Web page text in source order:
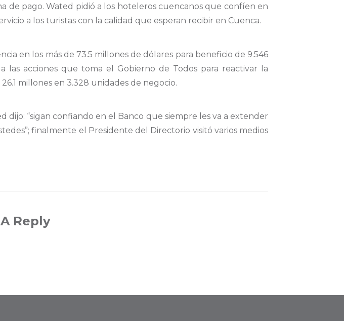
de pago. Wated pidió a los hoteleros cuencanos que confíen en
a los turistas con la calidad que esperan recibir en Cuenca.
en los más de 73.5 millones de dólares para beneficio de 9.546
las acciones que toma el Gobierno de Todos para reactivar la
millones en 3.328 unidades de negocio.
dijo: “sigan confiando en el Banco que siempre les va a extender
finalmente el Presidente del Directorio visitó varios medios
Reply